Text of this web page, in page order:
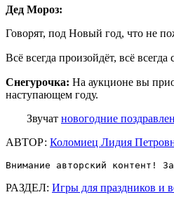
Дед Мороз:
Говорят, под Новый год, что не
Всё всегда произойдёт, всё всегда
Снегурочка: На аукционе вы
наступающем году.
Звучат новогодние
АВТОР: Коломиец Лидия
Внимание авторский контент!
РАЗДЕЛ: Игры для праздников и